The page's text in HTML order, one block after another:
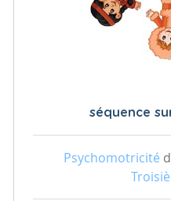
séquence
Psychomotricité